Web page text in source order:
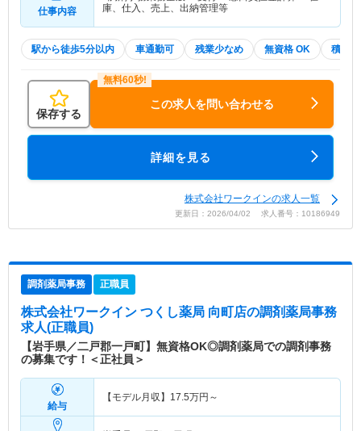
仕事内容
庫、仕入、売上、出納管理等
駅から徒歩5分以内 車通勤可 残業少なめ 無資格 OK 積極
保存する
この求人を問い合わせる
詳細を見る
株式会社ワークインの求人一覧
更新日：2026/04/02 求人番号：10186949
調剤薬局事務 正職員
株式会社ワークイン つくし薬局 向町店の調剤薬局事務
求人(正職員)
【岩手県／二戸郡一戸町】無資格OK◎調剤薬局での調剤事務
の募集です！＜正社員＞
給与
【モデル月収】 17.5万円～